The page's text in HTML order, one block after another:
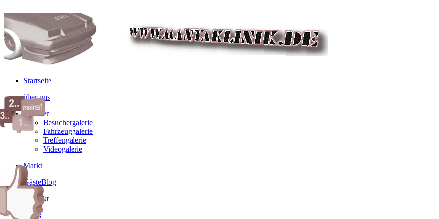
Startseite
über uns
Galerien
Besuchergalerie
Fahrzeuggalerie
Treffengalerie
Videogalerie
Markt
GästeBlog
Kontakt
Links